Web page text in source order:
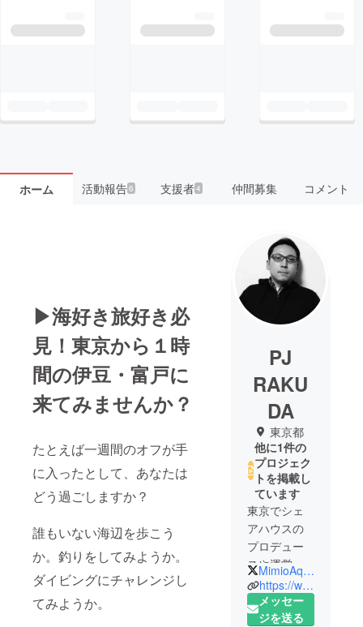
ホーム 活動報告6 支援者4 仲間募集 コメント
▶海好き旅好き必
見！東京から１時
間の伊豆・富戸に
来てみませんか？
たとえば一週間のオフが手
に入ったとして、あなたは
どう過ごしますか？
誰もいない海辺を歩こう
か。釣りをしてみようか。
ダイビングにチャレンジし
てみようか。
PJ
RAKU
DA
東京都
他に1件の
プロジェク
トを掲載し
ています
東京でシェ
アハウスの
プロデュー
スや運営管
理をやって
いる小さな
会社です。
MimioAquarium
https://www.rakuda-sharehouse.com/
メッセー
ジを送る